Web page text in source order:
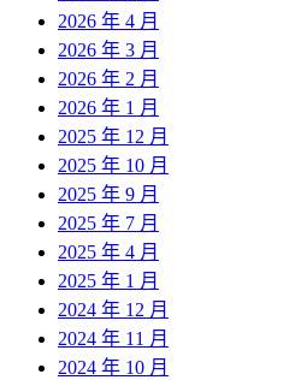
2026 年 4 月
2026 年 3 月
2026 年 2 月
2026 年 1 月
2025 年 12 月
2025 年 10 月
2025 年 9 月
2025 年 7 月
2025 年 4 月
2025 年 1 月
2024 年 12 月
2024 年 11 月
2024 年 10 月